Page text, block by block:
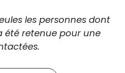
les personnes dont
été retenue pour une